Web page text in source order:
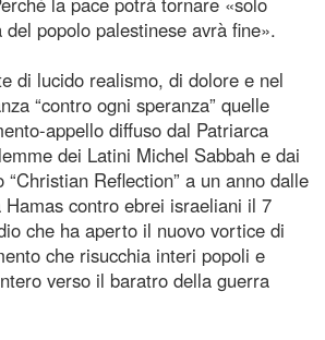
popolo palestinese avrà fine».
di lucido realismo, di dolore e nel
“contro ogni speranza” quelle
appello diffuso dal Patriarca
dei Latini Michel Sabbah e dai
Reflection” a un anno dalle
contro ebrei israeliani il 7
che ha aperto il nuovo vortice di
che risucchia interi popoli e
verso il baratro della guerra